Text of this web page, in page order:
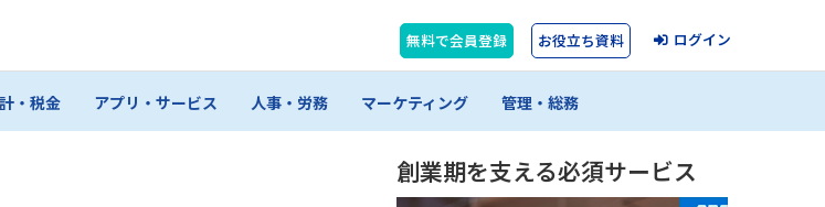
無料で会員登録 お役立ち資料 ログイン
・税金 アプリ・サービス 人事・労務 マーケティング 管理・総務
創業期を支える必須サービス